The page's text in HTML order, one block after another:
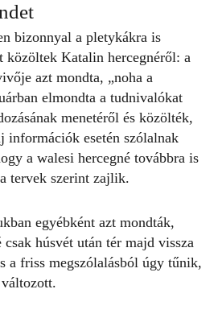
bizonnyal a pletykákra is
közöltek Katalin hercegnéről: a
azt mondta, „noha a
elmondta a tudnivalókat
menetéről és közölték,
információk esetén szólalnak
a walesi hercegné továbbra is
tervek szerint zajlik.
egyébként azt mondták,
csak húsvét után tér majd vissza
a friss megszólalásból úgy tűnik,